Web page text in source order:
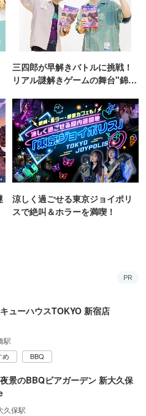
三四郎が早解きバトルに挑戦！
リアル謎解きゲームの舞台"錦糸
涼しく過ごせる東京ジョイポリ
スで絶叫＆ホラーを満喫！
PR
ューハウスTOKYO 新宿店
駅
め BBQ
景のBBQビアガーデン 新大久保
久保駅